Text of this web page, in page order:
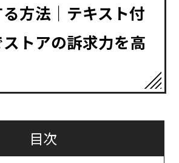
方法｜テキスト付
トアの訴求力を高
目次